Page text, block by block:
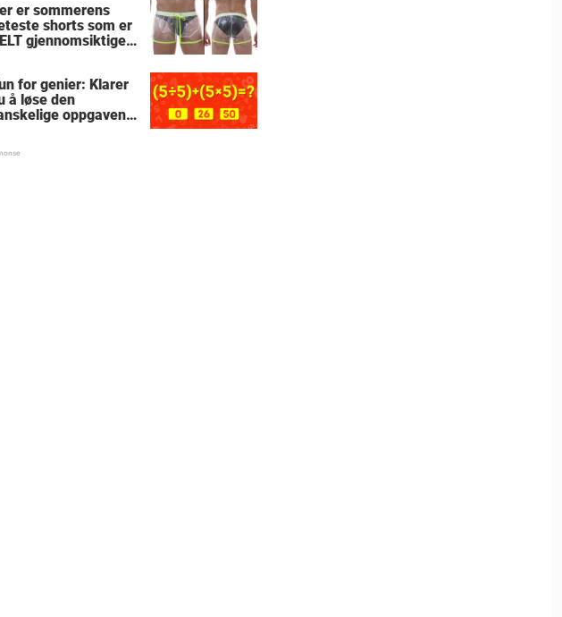
er sommerens
shorts som er
gjennomsiktige
for genier: Klarer
å løse den
oppgaven